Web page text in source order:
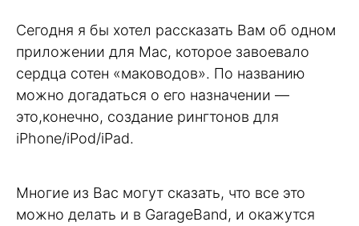
Сегодня я бы хотел рассказать Вам об одном
приложении для Mac, которое завоевало
сердца сотен «маководов». По названию
можно догадаться о его назначении —
это,конечно, создание рингтонов для
iPhone/iPod/iPad.
Многие из Вас могут сказать, что все это
можно делать и в GarageBand, и окажутся